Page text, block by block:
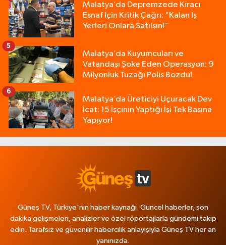
Malatya’da Depremzede Kiracı
Esnaf İçin Kritik Çağrı: "Kalan İş
Yerleri Onlara Satılsın!"
Malatya’da Kuyumcuları ve
Vatandaşı Şoke Eden Operasyon: 9
Milyonluk Tuzağı Polis Bozdu!
5
Malatya’da Üreticiyi Uçuracak Dev
İcat: 15 İşçinin Yaptığı İşi Tek Başına
Yapıyor!
6
Güneş TV, Türkiye'nin haber kaynağı. Güncel haberler, son
dakika gelişmeleri, analizler ve özel röportajlarla gündemi takip
edin. Tarafsız ve güvenilir habercilik anlayışıyla Güneş TV her an
yanınızda.